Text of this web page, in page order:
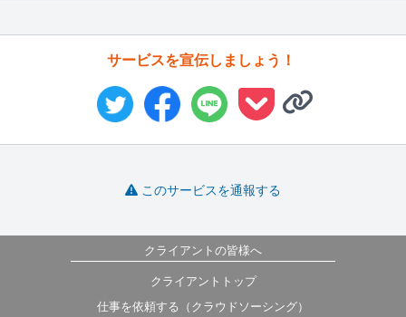
サービスを宣伝しましょう！
このサービスを通報する
クライアントの皆様へ
クライアントトップ
仕事を依頼する（クラウドソーシング）